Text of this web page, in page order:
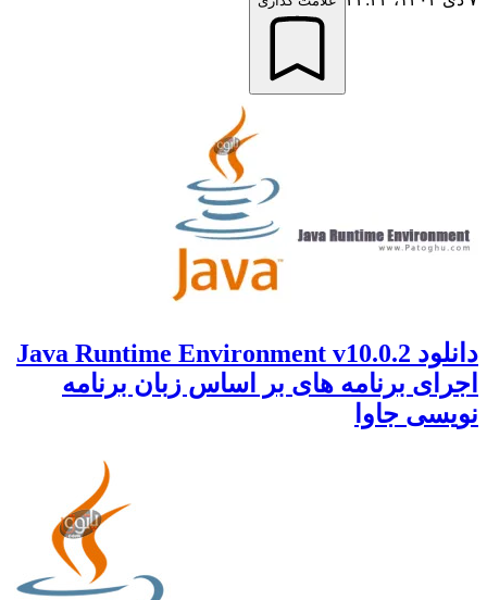
دانلود Java Runtime Environment v10.0.2
برنامه های بر اساس زبان برنامه
جاوا